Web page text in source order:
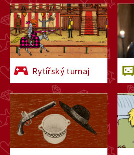
7:57
Ohnivý pes
7:57
Stříbrný had
7:57
Skleněný
Rytířský turnaj